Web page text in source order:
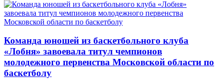
Команда юношей из баскетбольного клуба
«Лобня» завоевала титул чемпионов
молодежного первенства Московской области по
баскетболу